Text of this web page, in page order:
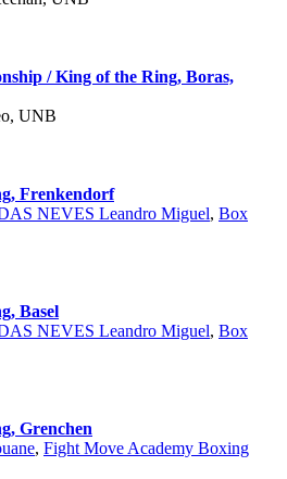
/ King of the Ring, Boras,
UNB
Frenkendorf
NEVES Leandro Miguel, Box
Basel
NEVES Leandro Miguel, Box
Grenchen
, Fight Move Academy Boxing